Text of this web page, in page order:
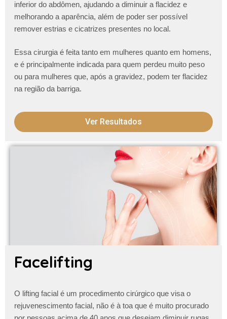
inferior do abdômen, ajudando a diminuir a flacidez e
melhorando a aparência, além de poder ser possível
remover estrias e cicatrizes presentes no local.
Essa cirurgia é feita tanto em mulheres quanto em homens,
e é principalmente indicada para quem perdeu muito peso
ou para mulheres que, após a gravidez, podem ter flacidez
na região da barriga.
Ver Resultados
Facelifting
O lifting facial é um procedimento cirúrgico que visa o
rejuvenescimento facial, não é à toa que é muito procurado